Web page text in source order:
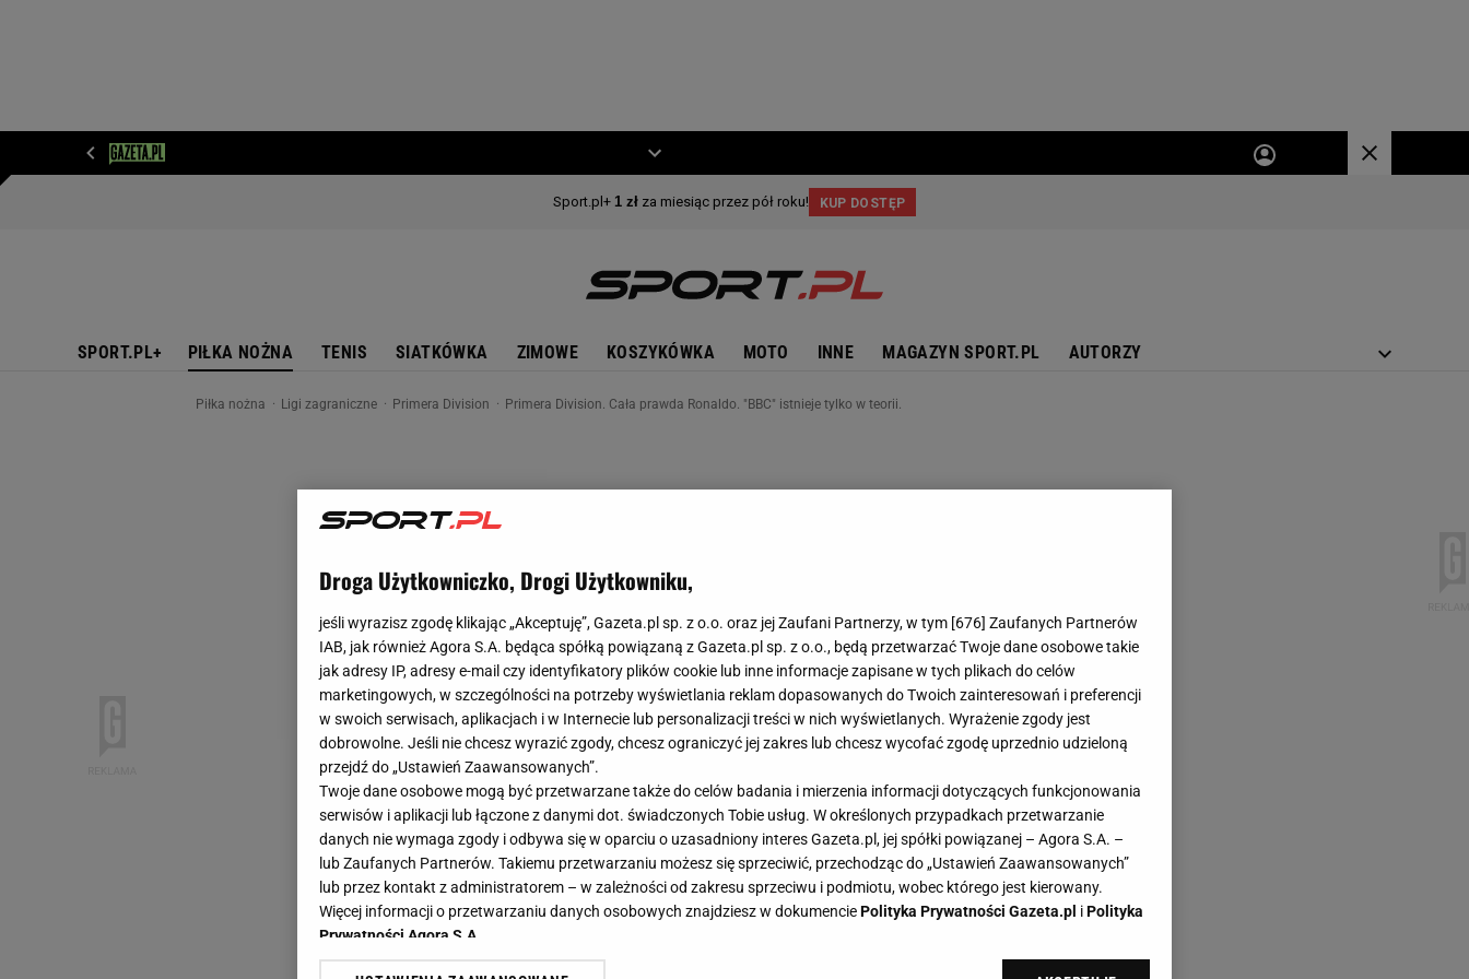
SPORT.PL+ PIŁKA NOŻNA TENIS SIATKÓWKA ZIMOWE KOSZYKÓWKA MOTO INNE MAGAZYN SPORT.PL AUTORZY
Piłka nożna Ligi zagraniczne Primera Division Primera Division. Cała prawda Ronaldo. "BBC" istnieje tylko w teorii.
Droga Użytkowniczko, Drogi Użytkowniku,
jeśli wyrazisz zgodę klikając „Akceptuję”, Gazeta.pl sp. z o.o. oraz jej Zaufani Partnerzy, w tym [676] Zaufanych Partnerów
IAB, jak również Agora S.A. będąca spółką powiązaną z Gazeta.pl sp. z o.o., będą przetwarzać Twoje dane osobowe takie
jak adresy IP, adresy e-mail czy identyfikatory plików cookie lub inne informacje zapisane w tych plikach do celów
marketingowych, w szczególności na potrzeby wyświetlania reklam dopasowanych do Twoich zainteresowań i preferencji
w swoich serwisach, aplikacjach i w Internecie lub personalizacji treści w nich wyświetlanych. Wyrażenie zgody jest
dobrowolne. Jeśli nie chcesz wyrazić zgody, chcesz ograniczyć jej zakres lub chcesz wycofać zgodę uprzednio udzieloną
przejdź do „Ustawień Zaawansowanych”.
Twoje dane osobowe mogą być przetwarzane także do celów badania i mierzenia informacji dotyczących funkcjonowania
serwisów i aplikacji lub łączone z danymi dot. świadczonych Tobie usług. W określonych przypadkach przetwarzanie
danych nie wymaga zgody i odbywa się w oparciu o uzasadniony interes Gazeta.pl, jej spółki powiązanej – Agora S.A. –
lub Zaufanych Partnerów. Takiemu przetwarzaniu możesz się sprzeciwić, przechodząc do „Ustawień Zaawansowanych”
lub przez kontakt z administratorem – w zależności od zakresu sprzeciwu i podmiotu, wobec którego jest kierowany.
Więcej informacji o przetwarzaniu danych osobowych znajdziesz w dokumenciePolityka Prywatności Gazeta.pl iPolityka
Prywatności Agora S.A.